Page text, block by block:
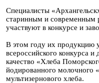
Специалисты
старинным и современным
участвуют в конкурсе и
В этом году их продукцию
всероссийского конкурса
качество «Хлеба
йодированного молочного
мультизернового хлеба.